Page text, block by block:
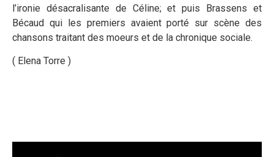
l’ironie désacralisante de Céline; et puis Brassens et
Bécaud qui les premiers avaient porté sur scène des
chansons traitant des moeurs et de la chronique sociale.
( Elena Torre )